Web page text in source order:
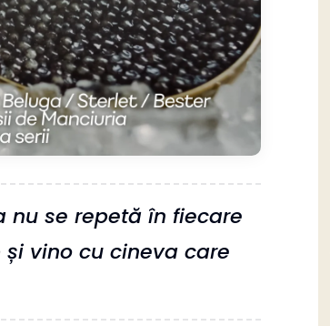
nu se repetă în fiecare
vino cu cineva care